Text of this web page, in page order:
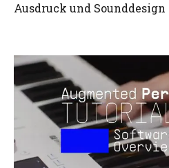
Ausdruck und